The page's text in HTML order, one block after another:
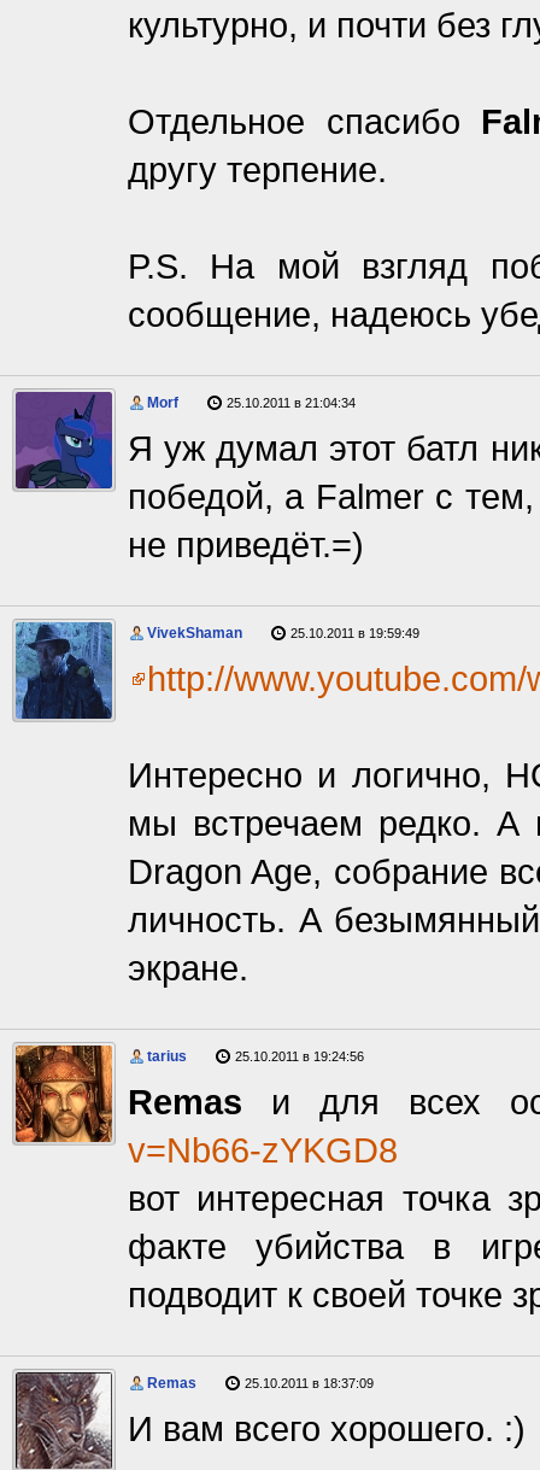
культурно, и почти без
Отдельное спасибо
другу терпение.
P.S. На мой взгляд
сообщение, надеюсь
Morf 25.10.2011 в 21:04:34
Я уж думал этот батл
победой, а Falmer с
не приведёт.=)
VivekShaman 25.10.2011 в 19:59:49
http://
Интересно и логично,
мы встречаем редко. А
Dragon Age, собрание
личность. А
экране.
tarius 25.10.2011 в 19:24:56
Remas и для всех
v=Nb66-zYKGD8
вот интересная точка
факте убийства в
подводит к своей точке
Remas 25.10.2011 в 18:37:09
И вам всего хорошего. :)